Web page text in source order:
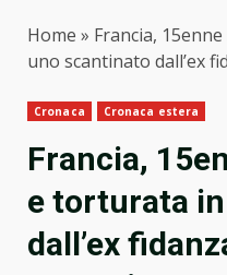
Home » Francia,
uno scantinato dall’ex
Cronaca Cronaca estera
Francia,
e torturata
dall’ex